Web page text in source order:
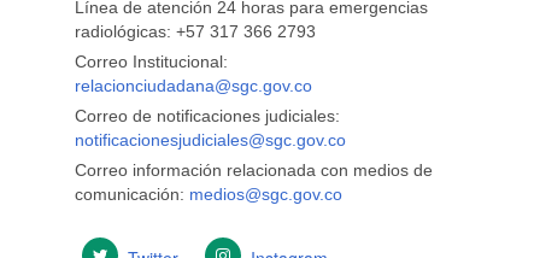
Línea de atención 24 horas para emergencias
radiológicas: +57 ​317 366 2793
Correo Institucional:
relacionciudadana@sgc.gov.co
Correo de notificaciones judiciales:
notificacionesjudiciales@sgc.gov.co
Correo información relacionada con medios de
comunicación: medios@sgc.gov.co